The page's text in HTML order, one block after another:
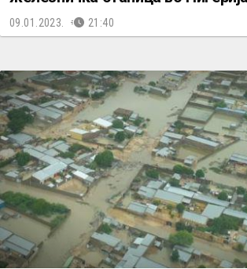
09.01.2023. 21:40